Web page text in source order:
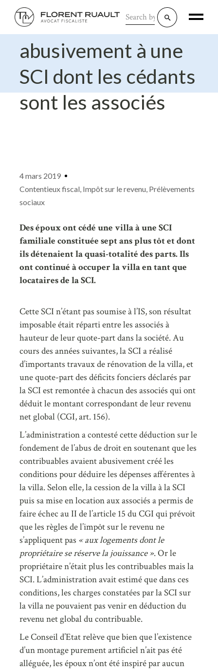
Search
for:
Une villa cédée
abusivement à une
SCI dont les cédants
sont les associés
4 mars 2019
Contentieux fiscal, Impôt sur le revenu, Prélèvements
sociaux
Des époux ont cédé une villa à une SCI
familiale constituée sept ans plus tôt et dont
ils détenaient la quasi-totalité des parts. Ils
ont continué à occuper la villa en tant que
locataires de la SCI.
Cette SCI n’étant pas soumise à l’IS, son résultat
imposable était réparti entre les associés à
hauteur de leur quote-part dans la société. Au
cours des années suivantes, la SCI a réalisé
d’importants travaux de rénovation de la villa, et
une quote-part des déficits fonciers déclarés par
la SCI est remontée à chacun des associés qui ont
déduit le montant correspondant de leur revenu
net global (CGI, art. 156).
L’administration a contesté cette déduction sur le
fondement de l’abus de droit en soutenant que les
contribuables avaient abusivement créé les
conditions pour déduire les dépenses afférentes à
la villa. Selon elle, la cession de la villa à la SCI
puis sa mise en location aux associés a permis de
faire échec au II de l’article 15 du CGI qui prévoit
que les règles de l’impôt sur le revenu ne
s’appliquent pas « aux logements dont le
propriétaire se réserve la jouissance ». Or le
propriétaire n’était plus les contribuables mais la
SCI. L’administration avait estimé que dans ces
conditions, les charges constatées par la SCI sur
la villa ne pouvaient pas venir en déduction du
revenu net global du contribuable.
Le Conseil d’Etat relève que bien que l’existence
d’un montage purement artificiel n’ait pas été
alléguée, les époux n’ont été inspiré par aucun